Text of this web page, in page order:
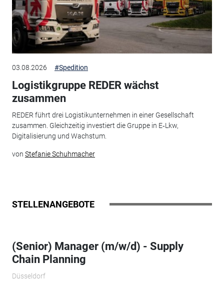
03.08.2026 #Spedition
Logistikgruppe REDER wächst
zusammen
REDER führt drei Logistikunternehmen in einer Gesellschaft
zusammen. Gleichzeitig investiert die Gruppe in E‑Lkw,
Digitalisierung und Wachstum.
von Stefanie Schuhmacher
STELLENANGEBOTE
(Senior) Manager (m/w/d) - Supply
Chain Planning
Düsseldorf